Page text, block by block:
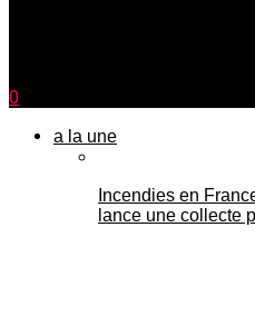
0
a la une
Incendies en
lance une collecte